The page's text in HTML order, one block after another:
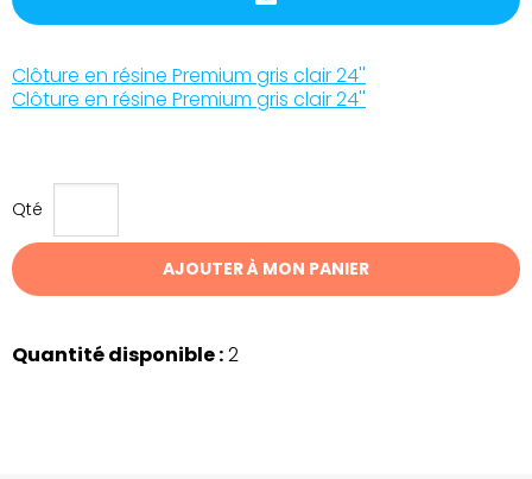
Clôture en résine Premium gris clair 24''
Clôture en résine Premium gris clair 24''
Qté
AJOUTER À MON PANIER
Quantité disponible :2